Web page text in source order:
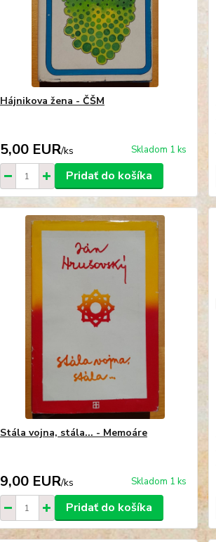
Hájnikova žena - ČŠM
5,00 EUR/ks Skladom 1 ks
Pridať do košíka
Stála vojna, stála... - Memoáre
9,00 EUR/ks Skladom 1 ks
Pridať do košíka